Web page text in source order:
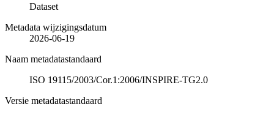
Dataset
Metadata wijzigingsdatum
2026-06-19
Naam metadatastandaard
ISO 19115/2003/Cor.1:2006/INSPIRE-TG2.0
Versie metadatastandaard